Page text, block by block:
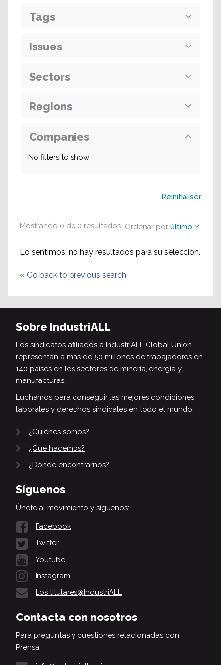
Mostrando 0 de 0 resultados Ordenar por último
Lo sentimos, no hay resultados para su selección.
« Go back to previous search
Tags
Issues
Sectors
Regions
Companies
No filters to show
Réinitialiser
Sobre IndustriALL
Los sindicatos afiliados a IndustriALL Global Union
representan a más de 50 millones de trabajadores en
140 países en los sectores de minería, energía y
manufacturas.
Luchamos para conseguir las mejores condiciones
laborales y derechos sindicales en todo el mundo.
¿Quiénes somos?
¿Qué hacemos?
¿Dónde encontrarnos?
Síguenos
Únete al movimiento y síguenos:
Facebook
Twitter
Youtube
Instagram
Los titulares@IndustriALL
Contacta con nosotros
Para preguntas y cuestiones relacionadas con
Prensa: